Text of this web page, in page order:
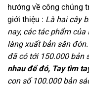
hướng về công chúng
giới thiệu : Là hai cây
nay, các tác phẩm
làng xuất bản săn
đã có tới 150.000 bản
nhau để đó, Tay tìm
con số 100.000 bản